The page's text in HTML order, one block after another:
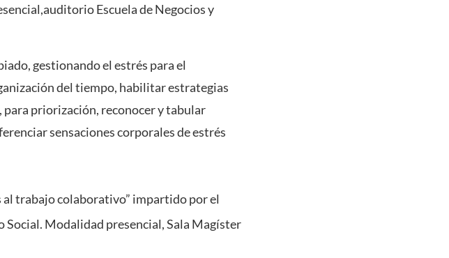
Escuela de Negocios y
gestionando el estrés para el
del tiempo, habilitar estrategias
para priorización, reconocer y tabular
sensaciones corporales de estrés
al trabajo colaborativo” impartido por el
Social. Modalidad presencial, Sala Magíster